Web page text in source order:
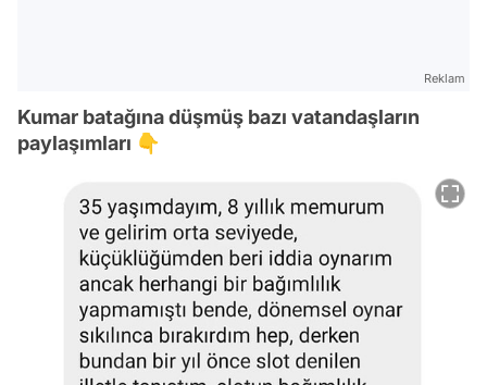
Reklam
Kumar batağına düşmüş bazı vatandaşların
paylaşımları 👇